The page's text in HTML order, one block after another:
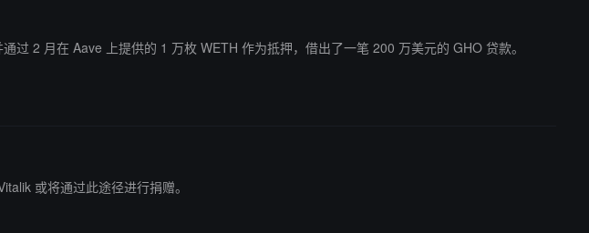
2 月在 Aave 上提供的 1 万枚 WETH 作为抵押，借出了一笔 200 万美元的 GHO 贷款。
时前将 250 枚 ETH 转进隐私协议 RAILGUN。 据此前记录，Vitalik 或将通过此途径进行捐赠。